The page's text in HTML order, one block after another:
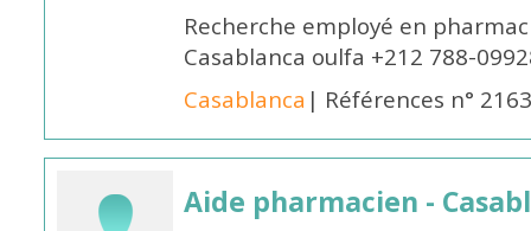
Recherche employé en
Casablanca oulfa +212 788-
Casablanca | Références n°
Aide pharmacien -